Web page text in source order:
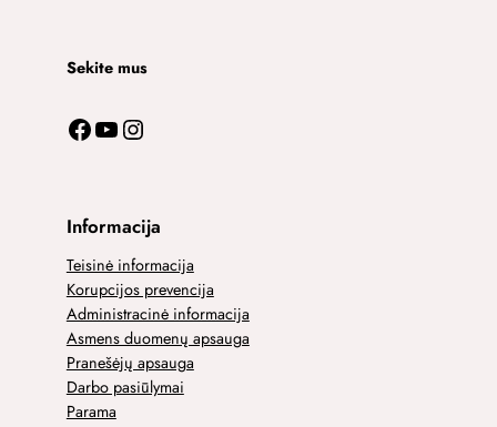
Sekite mus
Facebook YouTube Instagram
Informacija
Teisinė informacija
Korupcijos prevencija
Administracinė informacija
Asmens duomenų apsauga
Pranešėjų apsauga
Darbo pasiūlymai
Parama